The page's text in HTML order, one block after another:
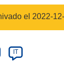
el 2022-
IT